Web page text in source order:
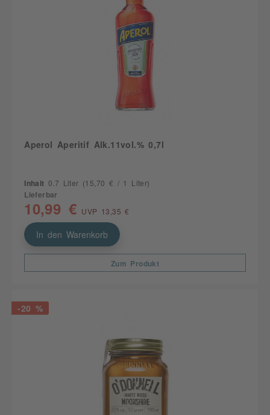
Aperol Aperitif Alk.11vol.% 0,7l
Inhalt 0.7 Liter (15,70 € / 1 Liter)
Lieferbar
10,99 € UVP 13,35 €
In den Warenkorb
Zum Produkt
-20 %